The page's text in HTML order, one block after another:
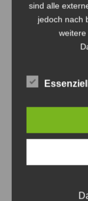
Was sind
Kunststoffe
diese
Jahren sehr
Der weitaus
Als
Der Begriff
entschieden.
und
wie Mais
sind alle
jedoch nach